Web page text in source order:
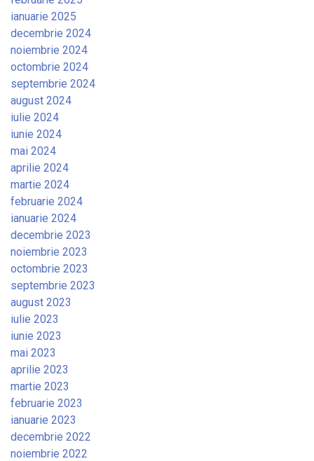
ianuarie 2025
decembrie 2024
noiembrie 2024
octombrie 2024
septembrie 2024
august 2024
iulie 2024
iunie 2024
mai 2024
aprilie 2024
martie 2024
februarie 2024
ianuarie 2024
decembrie 2023
noiembrie 2023
octombrie 2023
septembrie 2023
august 2023
iulie 2023
iunie 2023
mai 2023
aprilie 2023
martie 2023
februarie 2023
ianuarie 2023
decembrie 2022
noiembrie 2022